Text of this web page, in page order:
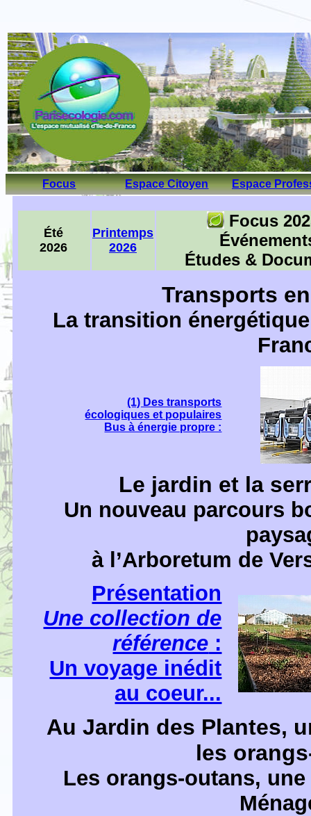
Focus Espace Citoyen Espace
Été
2026
Printemps
2026
Focus
Évé
Études &
Transports
La transition
(1) Des transports
écologiques et populaires
Bus à énergie propre :
Le jardin et la
Un nouveau parcours
à l’Arboretum de
Présentation
Une collection de
référence :
Un voyage inédit
au coeur...
Au Jardin des Plantes,
les
Les orangs-outans,